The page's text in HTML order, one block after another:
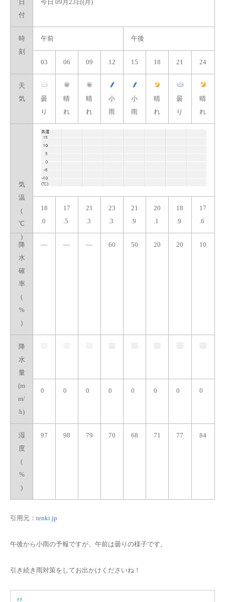
日
付
今日 09月23日(月)
時
刻
午前 午後
03 06 09 12 15 18 21 24
天
気
曇
り
晴
れ
晴
れ
小
雨
小
雨
晴
れ
曇
り
晴
れ
気
温
(
℃
)
18
.0
17
.5
21
.3
23
.3
21
.9
20
.1
18
.9
17
.6
降
水
確
率
(
%
)
— — — 60 50 20 20 10
降
水
量
(m
m/
h)
0 0 0 0 0 0 0 0
湿
度
(
%
)
97 98 79 70 68 71 77 84
引用元： tenki.jp
午後から小雨の予報ですが、午前は曇りの様子です。
引き続き雨対策をしてお出かけくださいね！